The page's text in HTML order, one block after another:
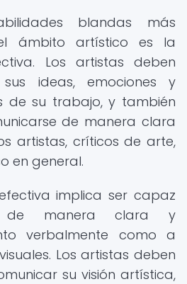
blandas más
ámbito artístico es la
Los artistas deben
ideas, emociones y
de su trabajo, y también
de manera clara
artistas, críticos de arte,
en general.
implica ser capaz
de manera clara y
verbalmente como a
Los artistas deben
su visión artística,